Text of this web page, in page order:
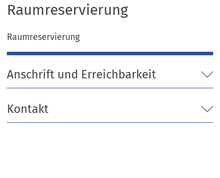
Raumreservierung
Raumreservierung
Anschrift und Erreichbarkeit
Kontakt